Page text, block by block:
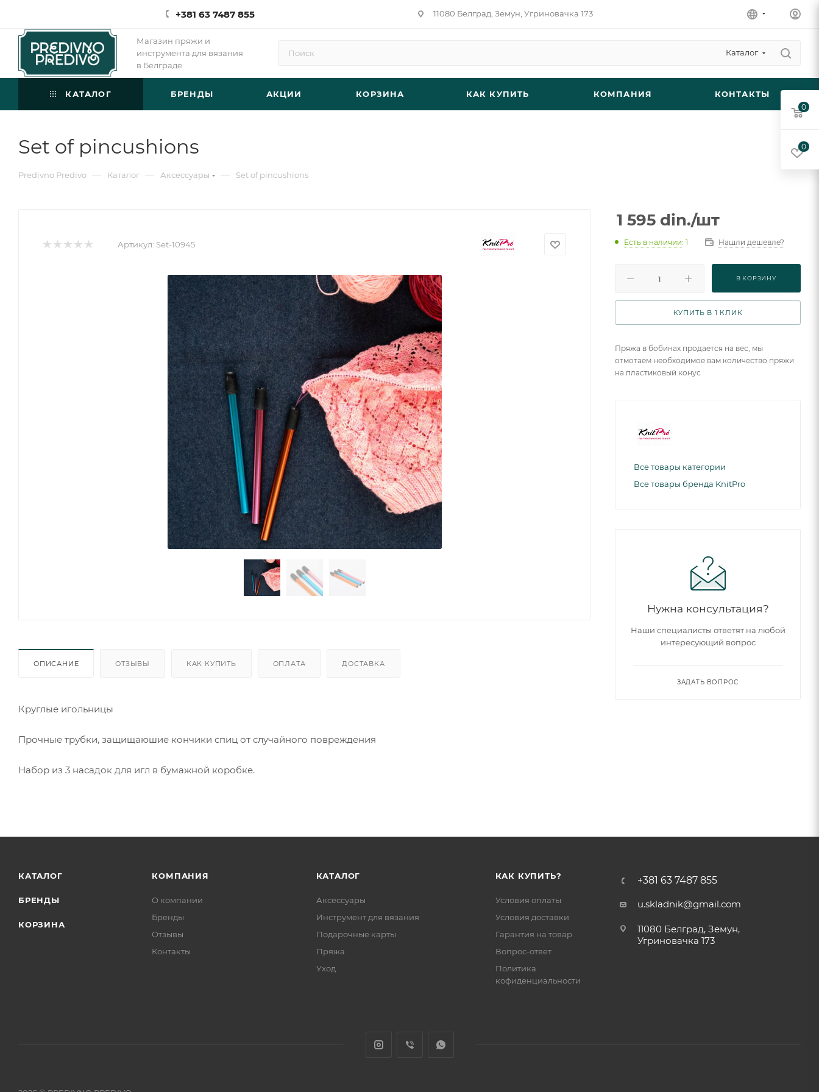
+381 63 7487 855 11080 Белград, Земун, Угриновачка 173
Магазин пряжи и
инструмента для вязания
в Белграде
Каталог
КАТАЛОГ БРЕНДЫ АКЦИИ КОРЗИНА КАК КУПИТЬ КОМПАНИЯ КОНТАКТЫ
Set of pincushions
Predivno Predivo — Каталог — Аксессуары — Set of pincushions
Артикул: Set-10945
ОПИСАНИЕ ОТЗЫВЫ КАК КУПИТЬ ОПЛАТА ДОСТАВКА
Круглые игольницы
Прочные трубки, защищаюшие кончики спиц от случайного повреждения
Набор из 3 насадок для игл в бумажной коробке.
1 595 din./шт
Есть в наличии: 1 Нашли дешевле?
В КОРЗИНУ
КУПИТЬ В 1 КЛИК
Пряжа в бобинах продается на вес, мы
отмотаем необходимое вам количество пряжи
на пластиковый конус
Все товары категории
Все товары бренда KnitPro
Нужна консультация?
Наши специалисты ответят на любой
интересующий вопрос
ЗАДАТЬ ВОПРОС
КАТАЛОГ
БРЕНДЫ
КОРЗИНА
КОМПАНИЯ
О компании
Бренды
Отзывы
Контакты
КАТАЛОГ
Аксессуары
Инструмент для вязания
Подарочные карты
Пряжа
Уход
КАК КУПИТЬ?
Условия оплаты
Условия доставки
Гарантия на товар
Вопрос-ответ
Политика
кофиденциальности
+381 63 7487 855
u.skladnik@gmail.com
11080 Белград, Земун,
Угриновачка 173
0
0